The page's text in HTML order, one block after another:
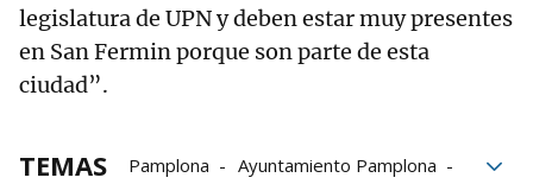
legislatura de UPN y deben estar muy presentes
en San Fermin porque son parte de esta
ciudad”.
TEMAS Pamplona
Ayuntamiento Pamplona